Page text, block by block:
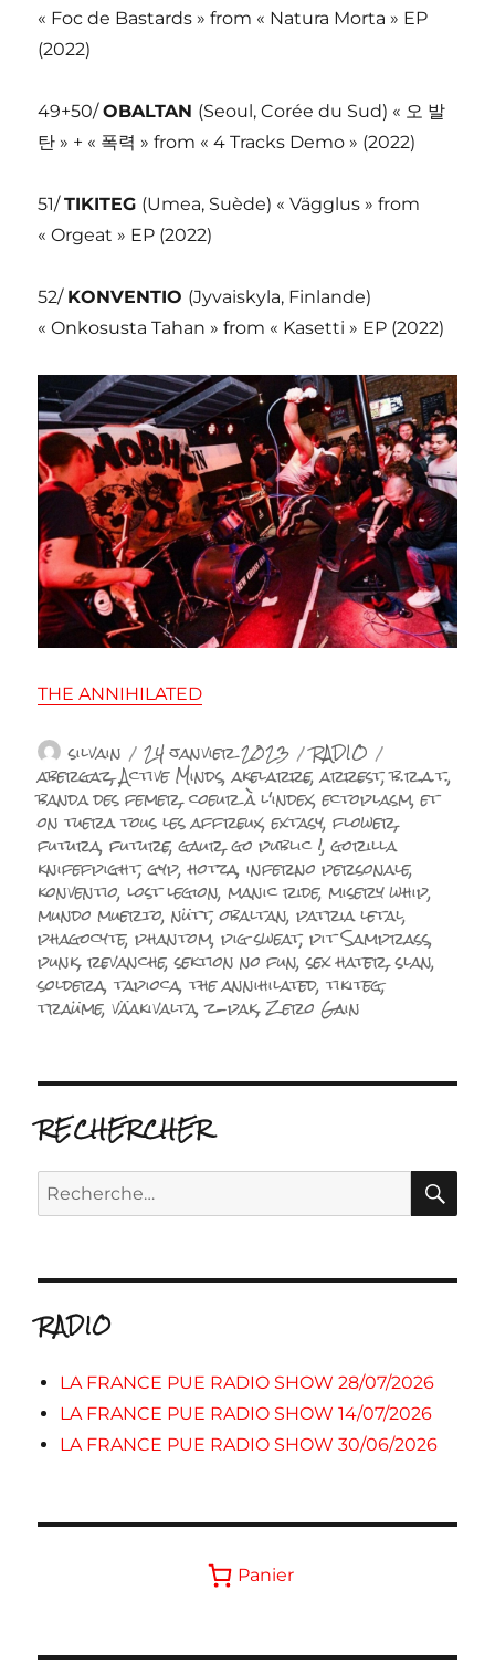
« Foc de Bastards » from « Natura Morta » EP
(2022)
49+50/OBALTAN (Seoul, Corée du Sud) « 오 발
탄 » + « 폭력 » from « 4 Tracks Demo » (2022)
51/TIKITEG (Umea, Suède) « Vägglus » from
« Orgeat » EP (2022)
52/ KONVENTIO (Jyvaiskyla, Finlande)
« Onkosusta Tahan » from « Kasetti » EP (2022)
THE ANNIHILATED
Auteur
silvain Publié
le
24 janvier 2023 Catégories
RADIO
abergaz,Active Minds,akelarre,arrest,b.r.a.t.,
banda des femer,coeur à l'index,ectoplasm,et
on tuera tous les affreux,extasy,flower,
futura,future,gaur,go public !,gorilla
knifefpight,gyp,hotza,inferno personale,
konventio,lost legion,manic ride,misery whip,
mundo muerto,nütt,obaltan,patria letal,
phagocyte,phantom,pig sweat,pit Samprass,
punk,revanche,sektion no fun,sex hater,slan,
soldera,tapioca,the annihilated,tikiteg,
traüme,väakivalta,z-pak,Zero Gain
RECHERCHER
Recherche
pour :
RADIO
LA FRANCE PUE RADIO SHOW 28/07/2026
LA FRANCE PUE RADIO SHOW 14/07/2026
LA FRANCE PUE RADIO SHOW 30/06/2026
Panier